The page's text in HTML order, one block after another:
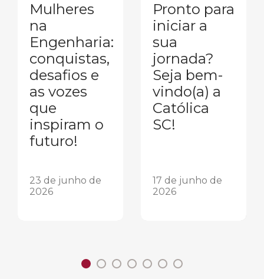
Mulheres
na
Engenharia:
conquistas,
desafios e
as vozes
que
inspiram o
futuro!
23 de junho de
2026
Pronto para
iniciar a
sua
jornada?
Seja bem-
vindo(a) a
Católica
SC!
17 de junho de
2026